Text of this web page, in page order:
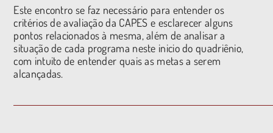
Este encontro se faz necessário para entender os
critérios de avaliação da CAPES e esclarecer alguns
pontos relacionados à mesma, além de analisar a
situação de cada programa neste inicio do quadriênio,
com intuito de entender quais as metas a serem
alcançadas.